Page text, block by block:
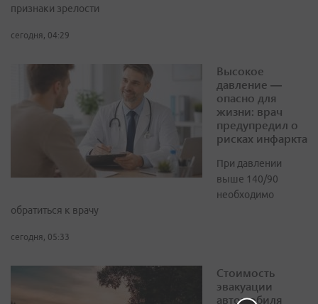
признаки зрелости
сегодня, 04:29
Высокое
давление —
опасно для
жизни: врач
предупредил о
рисках инфаркта
При давлении
выше 140/90
необходимо
обратиться к врачу
сегодня, 05:33
Стоимость
эвакуации
автомобиля